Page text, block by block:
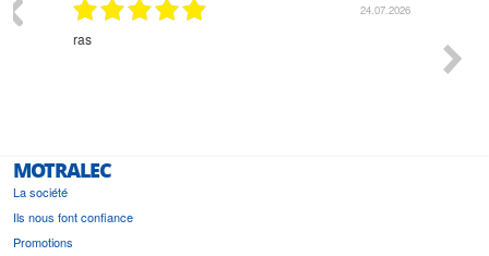
24.07.2026
ras
MOTRALEC
La société
Ils nous font confiance
Promotions